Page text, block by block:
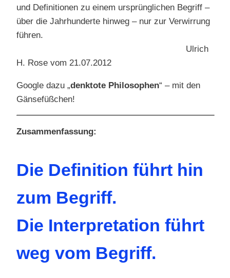
und Definitionen zu einem ursprünglichen Begriff –
über die Jahrhunderte hinweg – nur zur Verwirrung
führen.
Ulrich
H. Rose vom 21.07.2012
Google dazu „denktote Philosophen“ – mit den
Gänsefüßchen!
Zusammenfassung:
Die Definition führt hin
zum Begriff.
Die Interpretation führt
weg vom Begriff.